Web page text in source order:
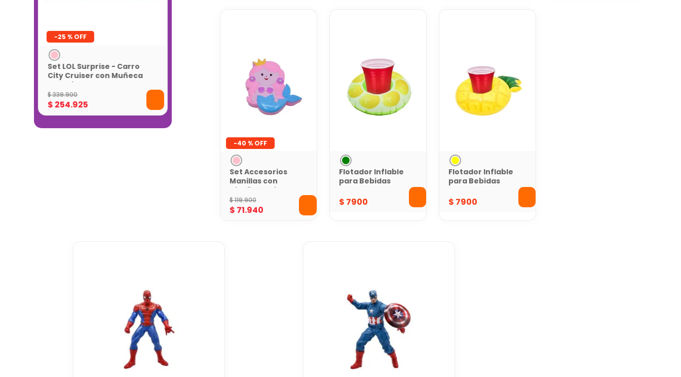
-25 %
Set LOL Surprise - Carro
City Cruiser con Muñeca
Exclusiva
$339.900
$254.925
-40 %
Set Accesorios
Manillas con
Diseño de Sirena
Toy Logic
$119.900
$ 71.940
Flotador Inflable
para Bebidas
$ 7900
Flotador Inflable
para Bebidas
$ 7900